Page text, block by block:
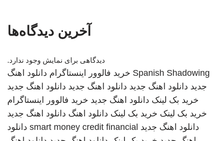
آخرین دیدگاه‌ها
دیدگاهی برای نمایش وجود ندارد.
Spanish Shadowing خرید فالوور اینستاگرام دانلود اهنگ
جدید دانلود اهنگ جدید دانلود اهنگ جدید دانلود اهنگ جدید
خرید بک لینک دانلود اهنگ جدید خرید فالوور اینستاگرام
خرید بک لینک خرید بک لینک دانلود اهنگ دانلود اهنگ جدید
دانلود اهنگ جدید smart money credit financial دانلود